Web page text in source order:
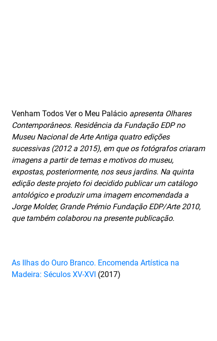
Venham Todos Ver o Meu Palácio apresenta Olhares
Contemporâneos. Residência da Fundação EDP no
Museu Nacional de Arte Antiga quatro edições
sucessivas (2012 a 2015), em que os fotógrafos criaram
imagens a partir de temas e motivos do museu,
expostas, posteriormente, nos seus jardins. Na quinta
edição deste projeto foi decidido publicar um catálogo
antológico e produzir uma imagem encomendada a
Jorge Molder, Grande Prémio Fundação EDP/Arte 2010,
que também colaborou na presente publicação.
As Ilhas do Ouro Branco. Encomenda Artística na
Madeira: Séculos XV-XVI (2017)